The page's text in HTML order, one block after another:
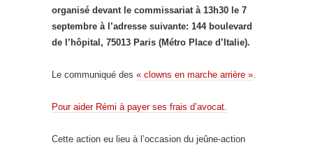
organisé devant le commissariat à 13h30 le 7
septembre à l’adresse suivante: 144 boulevard
de l’hôpital, 75013 Paris (Métro Place d’Italie).
Le communiqué des « clowns en marche arrière »
Pour aider Rémi à payer ses frais d’avocat.
Cette action eu lieu à l’occasion du jeûne-action